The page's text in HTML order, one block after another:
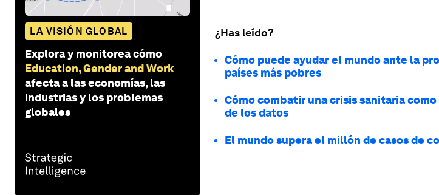
LA VISIÓN GLOBAL
Explora y monitorea cómo
Education, Gender and Work
afecta a las economías, las
industrias y los problemas
globales
¿Has leído?
Cómo puede ayudar el mundo ante la
países más pobres
Cómo combatir una crisis sanitaria
de los datos
El mundo supera el millón de casos de